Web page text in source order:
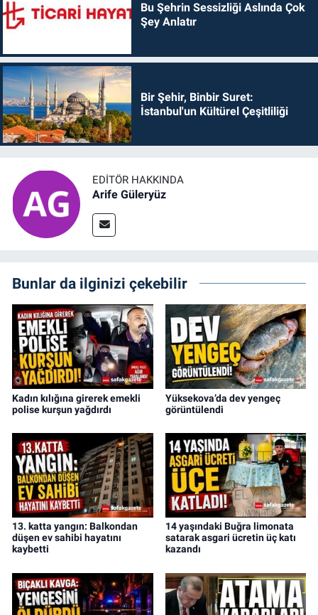
Bu Şehrin Sessizliği Aslında Çok
Şey Anlatır
Bir Şehir, Binbir Suret:
İstanbul'un Kültürel Çeşitliliği
EDITÖR HAKKINDA
Arife Güleryüz
Bunlar da ilginizi çekebilir
Kadın kılığına girerek emekli
polise kurşun yağdırdı
Yüksekova’da dev yengeç
görüntülendi
13. katta yangın: Balkondan
düşen ev sahibi hayatını
kaybetti
14 yaşındaki Buğra limonata
satarak asgari ücretin üç katı
kazandı